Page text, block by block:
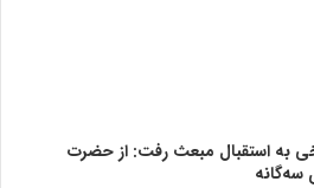
به استقبال مبعث رفت: از حضرت
سه‌گانه